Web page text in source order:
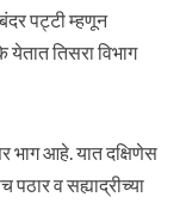
पट्टी म्हणून
तिसरा विभाग
भाग आहे. यात दक्षिणेस
व सह्याद्रीच्या